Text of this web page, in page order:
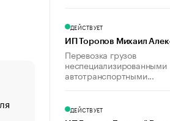
«От спорта тело стареет
создавшей GTA
ДЕЙСТВУЕТ
ИП Торопов Михаил
Перевозка грузов
неспециализированными
автотранспортными...
ДЕЙСТВУЕТ